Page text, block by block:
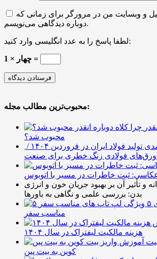
و وبسایت من در مرورگر برای زمانی که
دوباره دیدگاهی می‌نویسم.
لطفا پاسخ را به عدد انگلیسی وارد کنید:
1 × چهار =
محبوب‌ترین مطالب مجله:
محبوب شد؟
افزایش ۴.۶ درصدی تولید فولاد ایران در فروردین ۱۴۰۴ /
ورق‌های فولادی زنگ خطری برای صنعت
ثبت خاطرات در مسیر با اتوبوس
و تأثیر آن بر بهبود جریان خون و انرژی
بدن: بررسی علمی و نگاهی به باورها
۵ ویژگی لپ تاپ های
مناسب سفر
هزینه مالکیت لیفتراک در سال ۱۴۰۴
کوین به بیت پین